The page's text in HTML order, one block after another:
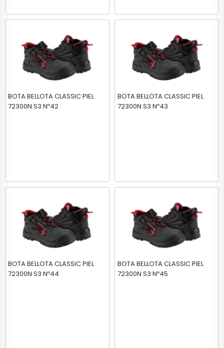
BOTA BELLOTA CLASSIC PIEL
72300N S3 Nº42
BOTA BELLOTA CLASSIC PIEL
72300N S3 Nº43
BOTA BELLOTA CLASSIC PIEL
72300N S3 Nº44
BOTA BELLOTA CLASSIC PIEL
72300N S3 Nº45